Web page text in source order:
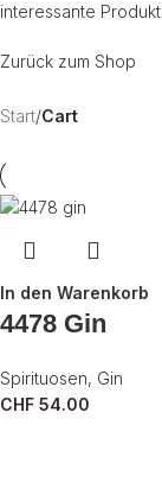
interessante
Zurück zum Shop
Start/Cart
In den Warenkorb
4478 Gin
Spirituosen, Gin
CHF 54.00